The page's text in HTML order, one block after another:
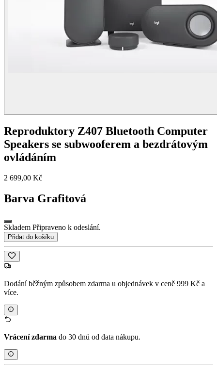
Reproduktory Z407 Bluetooth Computer
Speakers se subwooferem a bezdrátovým
ovládáním
2 699,00 Kč
Barva Grafitová
Skladem Připraveno k odeslání.
Přidat do košíku
Dodání běžným způsobem zdarma u objednávek v ceně 999 Kč a
více.
Vrácení zdarma do 30 dnů od data nákupu.